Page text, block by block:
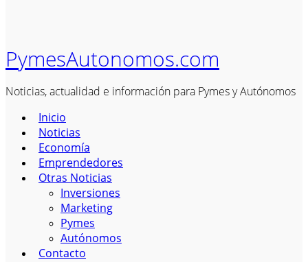
PymesAutonomos.com
Noticias, actualidad e información para Pymes y Autónomos
Inicio
Noticias
Economía
Emprendedores
Otras Noticias
Inversiones
Marketing
Pymes
Autónomos
Contacto